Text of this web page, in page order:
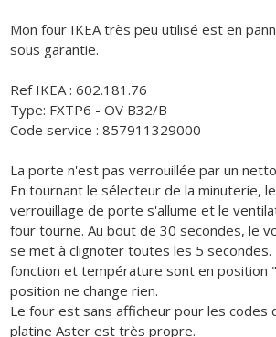
Mon four IKEA très peu utilisé est en
sous garantie.
Ref IKEA : 602.181.76
Type: FXTP6 - OV B32/B
Code service : 857911329000
La porte n'est pas verrouillée par un
En tournant le sélecteur de la minuterie,
verrouillage de porte s'allume et le
four tourne. Au bout de 30 secondes, le
se met à clignoter toutes les 5
fonction et température sont en position
position ne change rien.
Le four est sans afficheur pour les codes
platine Aster est très propre.